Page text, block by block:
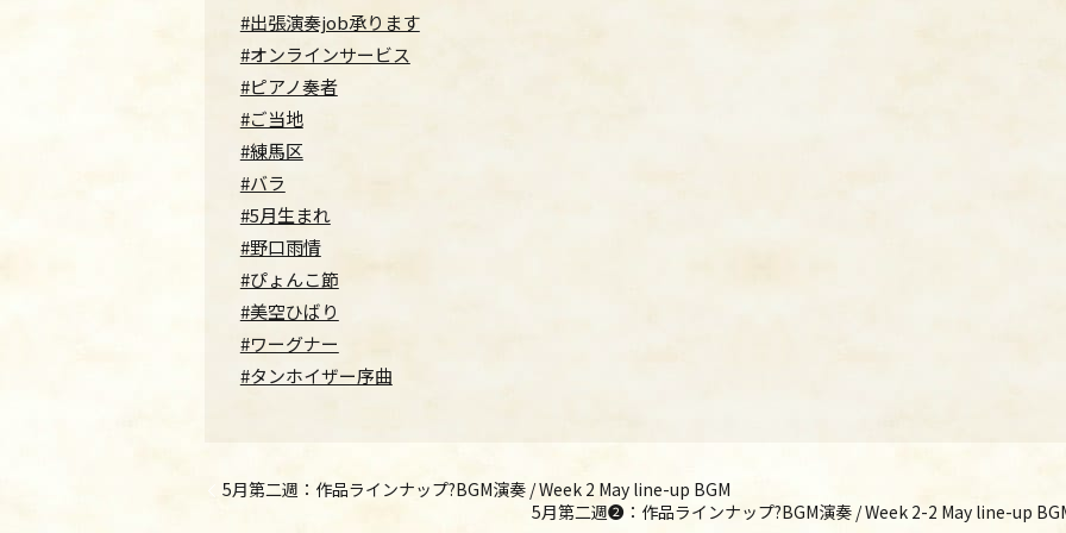
#出張演奏job承ります
#オンラインサービス
#ピアノ奏者
#ご当地
#練馬区
#バラ
#5月生まれ
#野口雨情
#ぴょんこ節
#美空ひばり
#ワーグナー
#タンホイザー序曲
5月第二週：作品ラインナップ?BGM演奏 / Week 2 May line-up BGM
5月第二週❷：作品ラインナップ?BGM演奏 / Week 2-2 May line-up